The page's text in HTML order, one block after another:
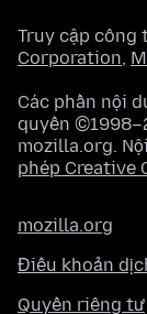
Truy cập công
Corporation,
Các phần nội
quyền
mozilla.org.
phép Creative
mozilla.org
Điều khoản
Quyền riêng tư